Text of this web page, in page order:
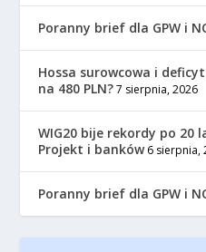
Poranny brief dla GPW i
Hossa surowcowa i
na 480 PLN? 7 sierpnia, 2026
WIG20 bije rekordy po 20
Projekt i banków 6 sierpnia,
Poranny brief dla GPW i